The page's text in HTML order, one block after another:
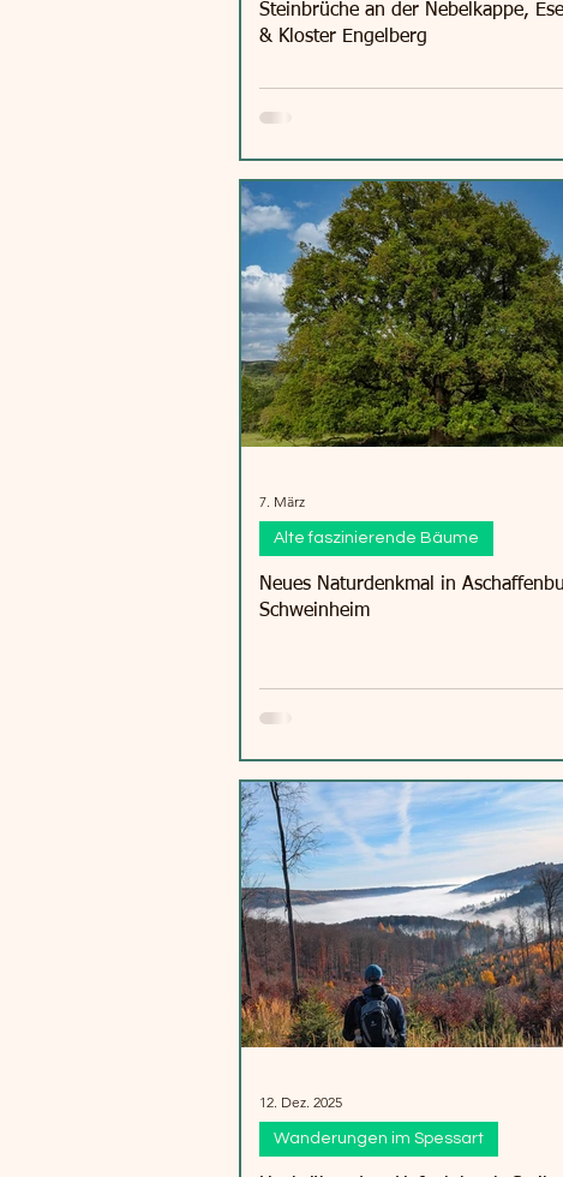
Steinbrüche an der Nebelkappe,
& Kloster Engelberg
Neues Naturdenkmal in
Schweinheim
Alte faszinierende Bäume
7. März
Wanderungen im Spessart
12. Dez. 2025